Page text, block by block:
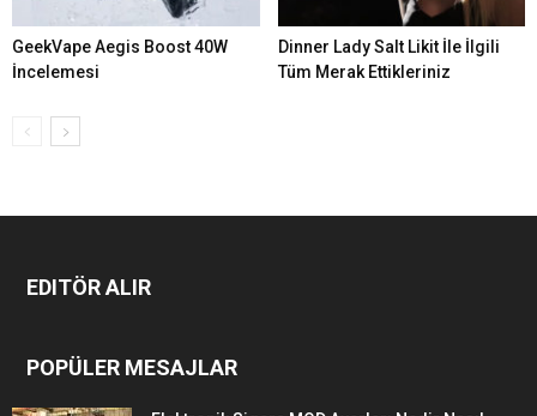
GeekVape Aegis Boost 40W
İncelemesi
Dinner Lady Salt Likit İle İlgili
Tüm Merak Ettikleriniz
EDITÖR ALIR
POPÜLER MESAJLAR